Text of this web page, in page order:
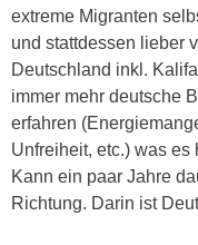
extreme Migranten
und stattdessen lieber
Deutschland inkl.
immer mehr deutsche
erfahren
Unfreiheit, etc.) was es
Kann ein paar Jahre
Richtung. Darin ist